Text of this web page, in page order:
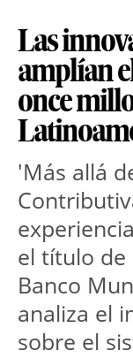
Las
amplían
once
'Más allá
el título de
Banco
analiza el
sobre el